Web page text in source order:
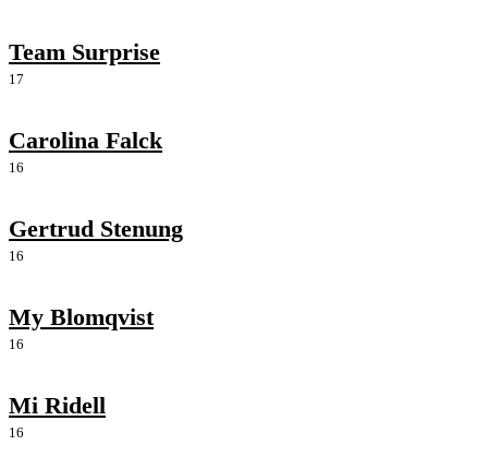
Team Surprise
17
Carolina Falck
16
Gertrud Stenung
16
My Blomqvist
16
Mi Ridell
16